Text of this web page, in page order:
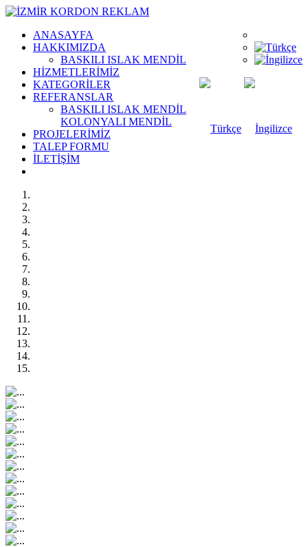
ANASAYFA
HAKKIMIZDA
BASKILI ISLAK MENDİL
HİZMETLERİMİZ
KATEGORİLER
REFERANSLAR
BASKILI ISLAK MENDİL
KOLONYALI MENDİL
PROJELERİMİZ
TALEP FORMU
İLETİŞİM